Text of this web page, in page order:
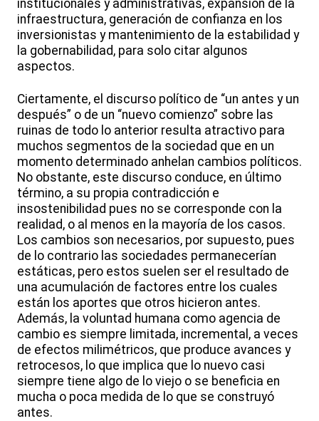
institucionales y administrativas, expansión de la
infraestructura, generación de confianza en los
inversionistas y mantenimiento de la estabilidad y
la gobernabilidad, para solo citar algunos
aspectos.
Ciertamente, el discurso político de “un antes y un
después” o de un “nuevo comienzo” sobre las
ruinas de todo lo anterior resulta atractivo para
muchos segmentos de la sociedad que en un
momento determinado anhelan cambios políticos.
No obstante, este discurso conduce, en último
término, a su propia contradicción e
insostenibilidad pues no se corresponde con la
realidad, o al menos en la mayoría de los casos.
Los cambios son necesarios, por supuesto, pues
de lo contrario las sociedades permanecerían
estáticas, pero estos suelen ser el resultado de
una acumulación de factores entre los cuales
están los aportes que otros hicieron antes.
Además, la voluntad humana como agencia de
cambio es siempre limitada, incremental, a veces
de efectos milimétricos, que produce avances y
retrocesos, lo que implica que lo nuevo casi
siempre tiene algo de lo viejo o se beneficia en
mucha o poca medida de lo que se construyó
antes.